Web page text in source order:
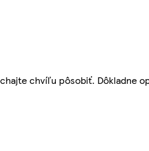
chvíľu pôsobiť. Dôkladne